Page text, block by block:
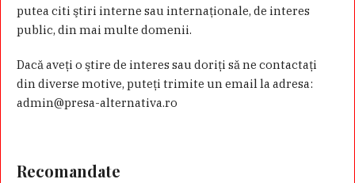
putea citi ştiri interne sau internaţionale, de interes
public, din mai multe domenii.
Dacă aveţi o ştire de interes sau doriţi să ne contactaţi
din diverse motive, puteţi trimite un email la adresa:
admin@presa-alternativa.ro
Recomandate